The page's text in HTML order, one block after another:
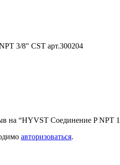
3/8″ CST арт.300204
на “HYVST Соединение P NPT
авторизоваться.